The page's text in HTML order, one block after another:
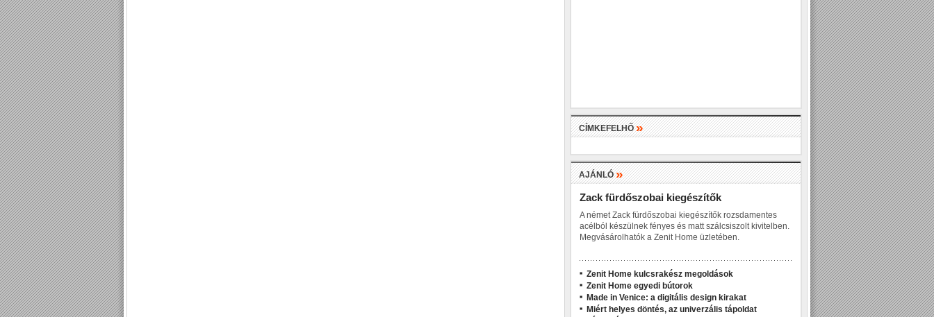
CÍMKEFELHŐ»
AJÁNLÓ»
Zack fürdőszobai kiegészítők
A német Zack fürdőszobai kiegészítők rozsdamentes
acélból készülnek fényes és matt szálcsiszolt kivitelben.
Megvásárolhatók a Zenit Home üzletében.
Zenit Home kulcsrakész megoldások
Zenit Home egyedi bútorok
Made in Venice: a digitális design kirakat
Miért helyes döntés, az univerzális tápoldat